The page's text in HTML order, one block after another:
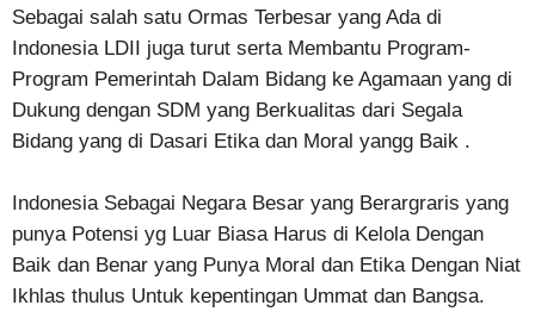
Sebagai salah satu Ormas Terbesar yang Ada di
Indonesia LDII juga turut serta Membantu Program-
Program Pemerintah Dalam Bidang ke Agamaan yang di
Dukung dengan SDM yang Berkualitas dari Segala
Bidang yang di Dasari Etika dan Moral yangg Baik .
Indonesia Sebagai Negara Besar yang Berargraris yang
punya Potensi yg Luar Biasa Harus di Kelola Dengan
Baik dan Benar yang Punya Moral dan Etika Dengan Niat
Ikhlas thulus Untuk kepentingan Ummat dan Bangsa.